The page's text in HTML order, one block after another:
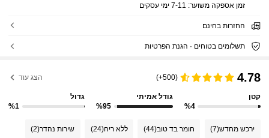
זמן אספקה ​​משוער: 7-11 ימי עסקים
החזרות בחינם
תשלומים בטוחים · הגנת הפרטיות
4.78
(500+) הצג עוד
קטן
%4
גודל אמיתי
%95
גדול
%1
ירכש מחדש(7) חומר בד טוב(44) ללא ריח(24) שירות נהדר(2)